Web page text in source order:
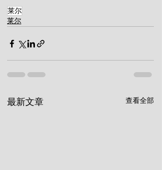
莱尔
莱尔
最新文章 查看全部